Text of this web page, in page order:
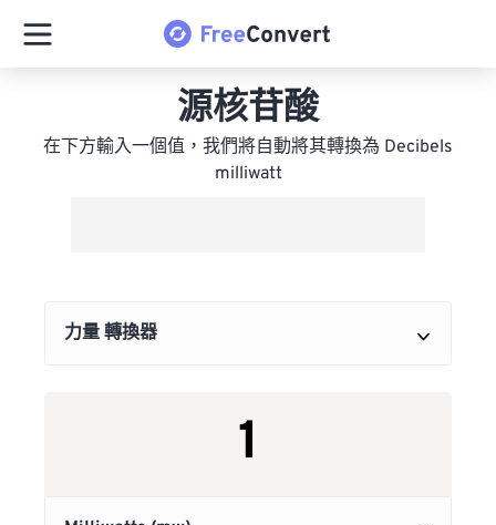
源核苷酸
在下方輸入一個值，我們將自動將其轉換為 Decibels
milliwatt